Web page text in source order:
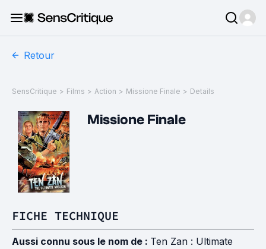
Retour
SensCritique > Films > Action > Missione Finale > Details
Missione Finale
FICHE TECHNIQUE
Aussi connu sous le nom de : Ten Zan : Ultimate